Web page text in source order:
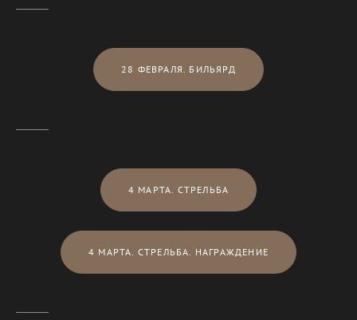
28 ФЕВРАЛЯ. БИЛЬЯРД
4 МАРТА. СТРЕЛЬБА
4 МАРТА. СТРЕЛЬБА. НАГРАЖДЕНИЕ